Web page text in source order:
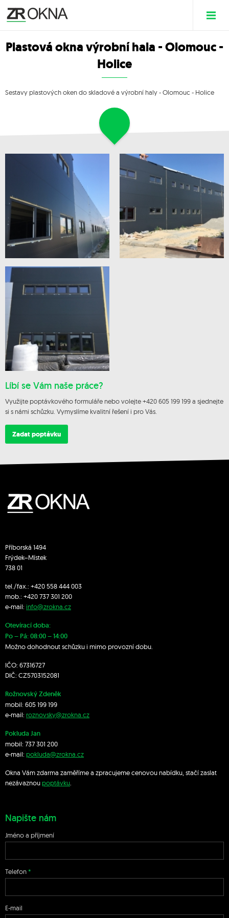
Plastová okna výrobní hala - Olomouc -
Holice
Sestavy plastových oken do skladové a výrobní haly - Olomouc - Holice
Líbí se Vám naše práce?
Využijte poptávkového formuláře nebo volejte +420 605 199 199 a sjednejte
si s námi schůzku. Vymyslíme kvalitní řešení i pro Vás.
Zadat poptávku
Příborská 1494
Frýdek–Místek
738 01
tel./fax.: +420 558 444 003
mob.: +420 737 301 200
e-mail: info@zrokna.cz
Otevírací doba:
Po – Pá: 08:00 – 14:00
Možno dohodnout schůzku i mimo provozní dobu.
IČO: 67316727
DIČ: CZ5703152081
Rožnovský Zdeněk
mobil: 605 199 199
e-mail: roznovsky@zrokna.cz
Pokluda Jan
mobil: 737 301 200
e-mail: pokluda@zrokna.cz
Okna Vám zdarma zaměříme a zpracujeme cenovou nabídku, stačí zaslat
nezávaznoupoptávku
Napište nám
Jméno a příjmení
Telefon
E-mail